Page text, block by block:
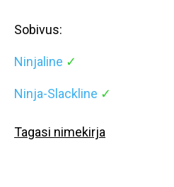
Sobivus:
Ninjaline ✓
Ninja-Slackline ✓
Tagasi nimekirja